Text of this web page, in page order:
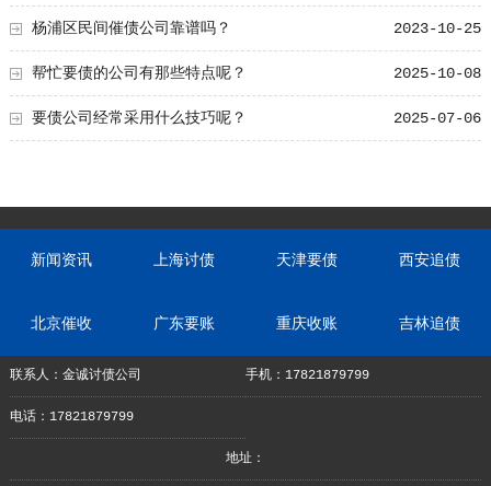
2023-10-25
杨浦区民间催债公司靠谱吗？
2025-10-08
帮忙要债的公司有那些特点呢？
2025-07-06
要债公司经常采用什么技巧呢？
新闻资讯 上海讨债 天津要债 西安追债
北京催收 广东要账 重庆收账 吉林追债
联系人：金诚讨债公司 手机：17821879799
电话：17821879799
地址：